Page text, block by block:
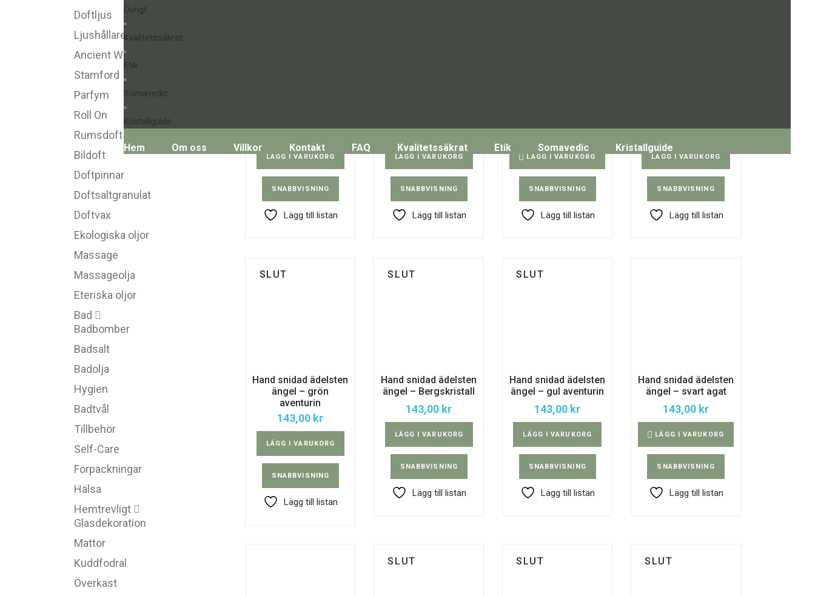
Övrigt
Kvalitetssäkrat
Etik
Somavedic
Kristallguide
Hem Om oss Villkor Kontakt FAQ Kvalitetssäkrat Etik Somavedic Kristallguide
143,00kr
LÄGG I VARUKORG
SNABBVISNING
Lägg till listan
143,00kr
LÄGG I VARUKORG
SNABBVISNING
Lägg till listan
143,00kr
LÄGG I VARUKORG
SNABBVISNING
Lägg till listan
143,00kr
LÄGG I VARUKORG
SNABBVISNING
Lägg till listan
SLUT
Hand snidad ädelsten
ängel – grön
aventurin
143,00 kr
LÄGG I VARUKORG
SNABBVISNING
Lägg till listan
SLUT
Hand snidad ädelsten
ängel – Bergskristall
143,00 kr
LÄGG I VARUKORG
SNABBVISNING
Lägg till listan
SLUT
Hand snidad ädelsten
ängel – gul aventurin
143,00 kr
LÄGG I VARUKORG
SNABBVISNING
Lägg till listan
Hand snidad ädelsten
ängel – svart agat
143,00 kr
LÄGG I VARUKORG
SNABBVISNING
Lägg till listan
SLUT SLUT SLUT
Doftljus
Ljushållare
Ancient Wisdom
Stamford
Parfym
Roll On
Rumsdoft
Bildoft
Doftpinnar
Doftsaltgranulat
Doftvax
Ekologiska oljor
Massage
Massageolja
Eteriska oljor
Bad
Badbomber
Badsalt
Badolja
Hygien
Badtvål
Tillbehör
Self-Care
Förpackningar
Hälsa
Hemtrevligt
Glasdekoration
Mattor
Kuddfodral
Överkast